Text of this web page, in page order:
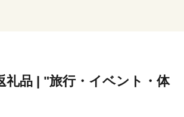
行い、統一感のある景観を創造。
礼品 | "旅行・イベント・体